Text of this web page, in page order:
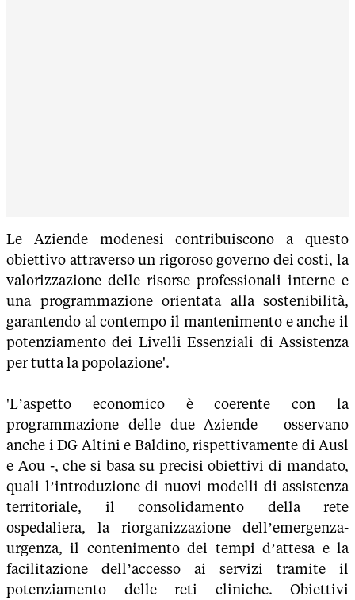
Le Aziende modenesi contribuiscono a questo
obiettivo attraverso un rigoroso governo dei costi, la
valorizzazione delle risorse professionali interne e
una programmazione orientata alla sostenibilità,
garantendo al contempo il mantenimento e anche il
potenziamento dei Livelli Essenziali di Assistenza
per tutta la popolazione'.
'L’aspetto economico è coerente con la
programmazione delle due Aziende – osservano
anche i DG Altini e Baldino, rispettivamente di Ausl
e Aou -, che si basa su precisi obiettivi di mandato,
quali l’introduzione di nuovi modelli di assistenza
territoriale, il consolidamento della rete
ospedaliera, la riorganizzazione dell’emergenza-
urgenza, il contenimento dei tempi d’attesa e la
facilitazione dell’accesso ai servizi tramite il
potenziamento delle reti cliniche. Obiettivi